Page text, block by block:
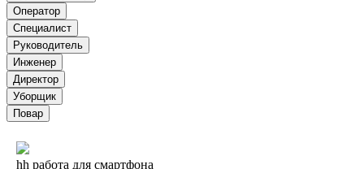
Оператор
Специалист
Руководитель
Инженер
Директор
Уборщик
Повар
hh работа для смартфона